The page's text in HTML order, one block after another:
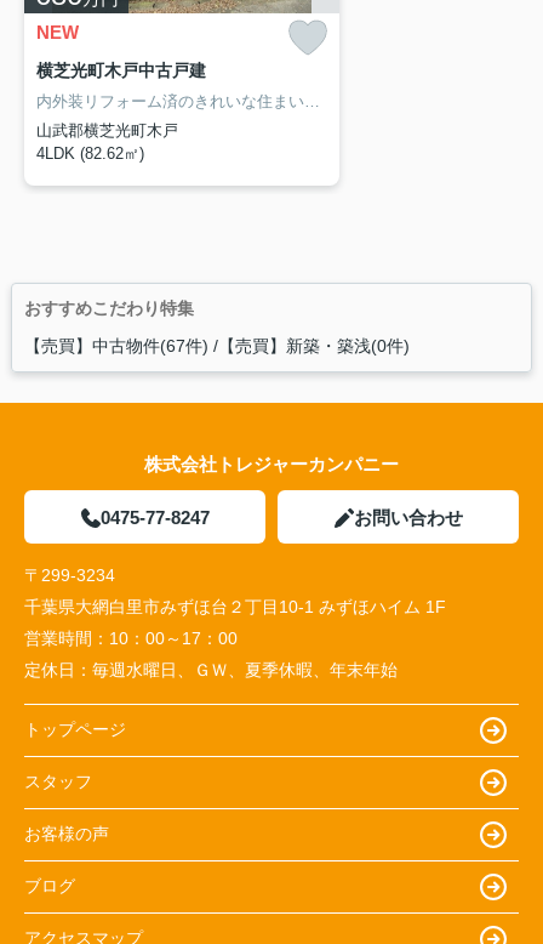
NEW
横芝光町木戸中古戸建
山武郡横芝光町木戸
4LDK (82.62㎡)
おすすめこだわり特集
【売買】中古物件(67件) 【売買】新築・築浅(0件)
株式会社トレジャーカンパニー
0475-77-8247 お問い合わせ
〒299-3234
千葉県大網白里市みずほ台２丁目10-1 みずほハイム 1F
営業時間： 10：00～17：00
定休日： 毎週水曜日、ＧＷ、夏季休暇、年末年始
トップページ
スタッフ
お客様の声
ブログ
アクセスマップ